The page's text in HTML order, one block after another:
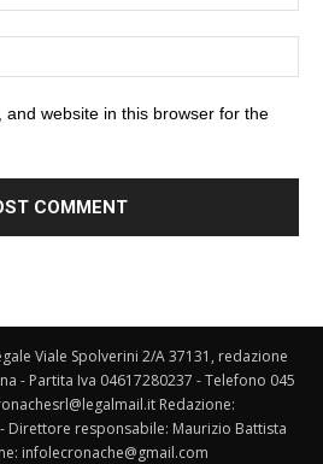
and website in this browser for the
Viale Spolverini 2/A 37131, redazione
- Partita Iva 04617280237 - Telefono 045
Redazione:
Direttore responsabile: Maurizio Battista
infolecronache@gmail.com